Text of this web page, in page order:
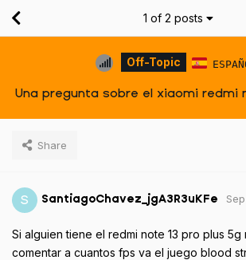
Off-Topic
Una pregunta sobre el xiaomi redmi
Share
1 of 2 posts
S SantiagoChavez_jgA3R3uKFe
Si alguien tiene el redmi note 13 pro plus 5g
comentar a cuantos fps va el juego blood